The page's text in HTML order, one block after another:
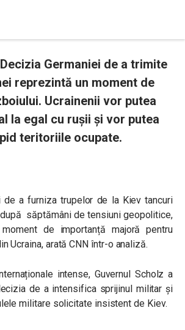
Germaniei de a trimite
reprezintă un moment de
Ucrainenii vor putea
la egal cu rușii și vor putea
teritoriile ocupate.
de a furniza trupelor de la Kiev tancuri
săptămâni de tensiuni geopolitice,
de importanță majoră pentru
Ucraina, arată CNN într-o analiză.
intense, Guvernul Scholz a
de a intensifica sprijinul militar și
militare solicitate insistent de Kiev.